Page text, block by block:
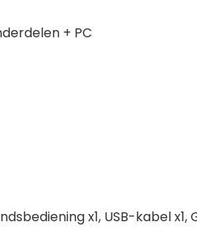
+ PC
x1, USB-kabel x1,